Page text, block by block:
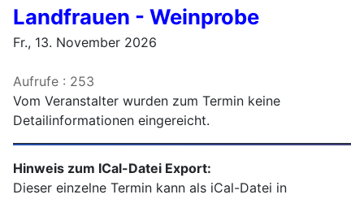
Landfrauen - Weinprobe
Fr., 13. November 2026
Aufrufe : 253
Vom Veranstalter wurden zum Termin keine
Detailinformationen eingereicht.
Hinweis zum ICal-Datei Export:
Dieser einzelne Termin kann als iCal-Datei in